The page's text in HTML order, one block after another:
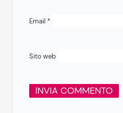
Email *
Sito web